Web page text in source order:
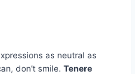
as neutral as
don’t smile. Tenere